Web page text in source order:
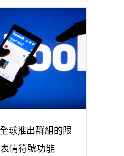
球推出群組的限
情符號功能